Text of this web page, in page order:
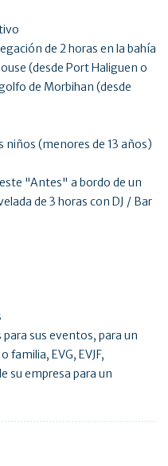
de 2 horas en la bahía
(desde Port Haliguen o
de Morbihan (desde
niños (menores de 13 años)
"Antes" a bordo de un
de 3 horas con DJ / Bar
sus eventos, para un
EVG, EVJF,
su empresa para un